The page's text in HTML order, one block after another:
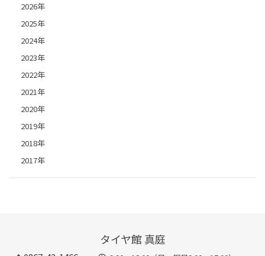
2026年
2025年
2024年
2023年
2022年
2021年
2020年
2019年
2018年
2017年
タイヤ館 真庭